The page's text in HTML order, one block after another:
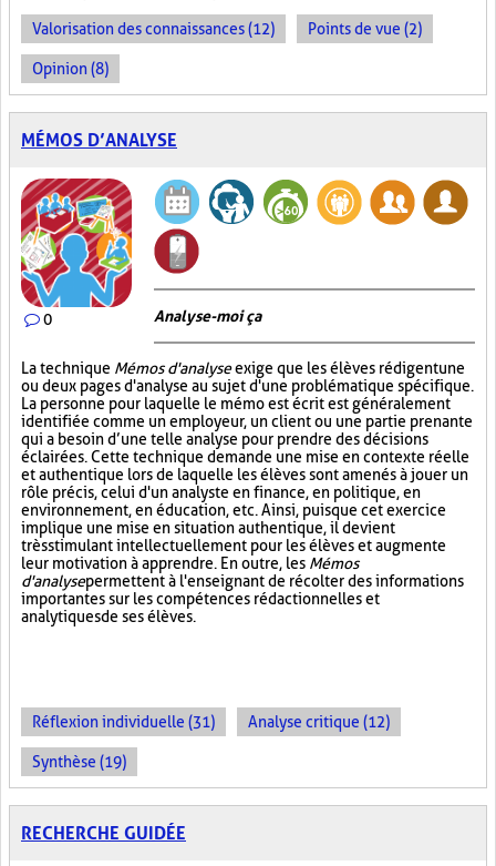
Valorisation des connaissances (12) Points de vue (2)
Opinion (8)
MÉMOS D’ANALYSE
0 Analyse-moi ça
La technique Mémos d'analyseexige que les élèves rédigent une
ou deux pages d'analyse au sujet d'une problématique spécifique.
La personne pour laquelle le mémo est écrit est généralement
identifiée comme un employeur, un client ou une partie prenante
qui a besoin d’une telle analyse pour prendre des décisions
éclairées. Cette technique demande une mise en contexte réelle
et authentique lors de laquelle les élèves sont amenés à jouer un
rôle précis, celui d'un analyste en finance, en politique, en
environnement, en éducation, etc. Ainsi, puisque cet exercice
implique une mise en situation authentique, il devient
très stimulant intellectuellement pour les élèves et augmente
leur motivation à apprendre. En outre, les Mémos
d'analysepermettent à l'enseignant de récolter des informations
importantes sur les compétences rédactionnelles et
analytiques de ses élèves.
Réflexion individuelle (31) Analyse critique (12)
Synthèse (19)
RECHERCHE GUIDÉE